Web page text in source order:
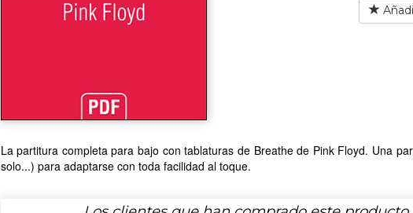
La partitura completa para bajo con tablaturas de Breathe de Pink Floyd. Una
solo...) para adaptarse con toda facilidad al toque.